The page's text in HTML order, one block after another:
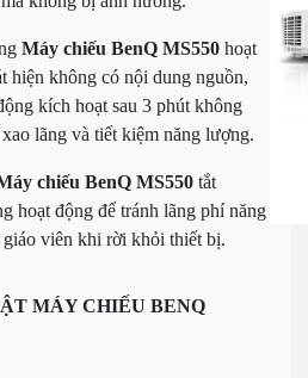
Máy chiếu BenQ MS550 hoạt
hiện không có nội dung nguồn,
kích hoạt sau 3 phút không
lãng và tiết kiệm năng lượng.
chiếu BenQ MS550 tắt
hoạt động để tránh lãng phí năng
viên khi rời khỏi thiết bị.
MÁY CHIẾU BENQ